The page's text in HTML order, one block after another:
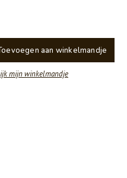
aan winkelmandje
mijn winkelmandje